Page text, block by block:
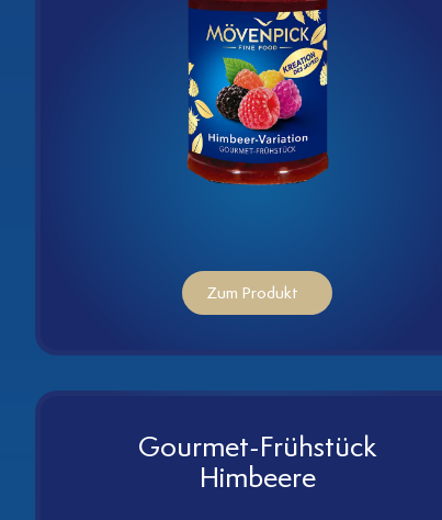
Zum Produkt
Gourmet-Frühstück
Himbeere